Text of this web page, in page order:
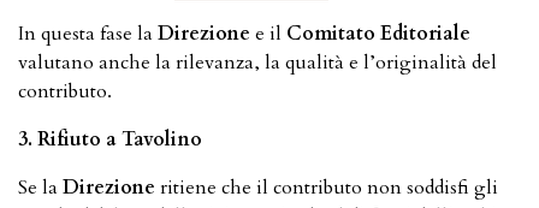
In questa fase la Direzione e il Comitato Editoriale
valutano anche la rilevanza, la qualità e l’originalità del
contributo.
3. Rifiuto a Tavolino
Se la Direzione ritiene che il contributo non soddisfi gli